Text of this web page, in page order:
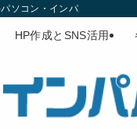
ソコン・インパルス
HP作成とSNS活用